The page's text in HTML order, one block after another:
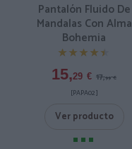
Pantalón Fluido De
Mandalas Con Alma
Bohemia
★★★★★
★★★★★
15,29 € 17,99 €
[PAPA02 ]
Ver producto